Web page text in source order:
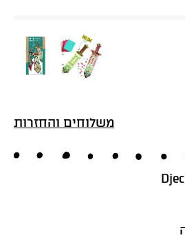
משלוחים והחזרות